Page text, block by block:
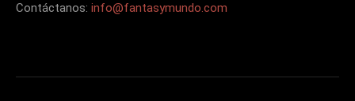
Contáctanos: info@fantasymundo.com